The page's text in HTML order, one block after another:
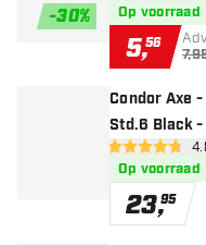
-30% Op voorraad
5,56
Condor Axe
Std.6 Black
4.8 score
Op voorraad
23,95